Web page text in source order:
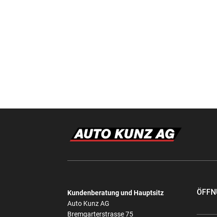
Kundenberatung und Hauptsitz
Auto Kunz AG
Bremgarterstrasse 75